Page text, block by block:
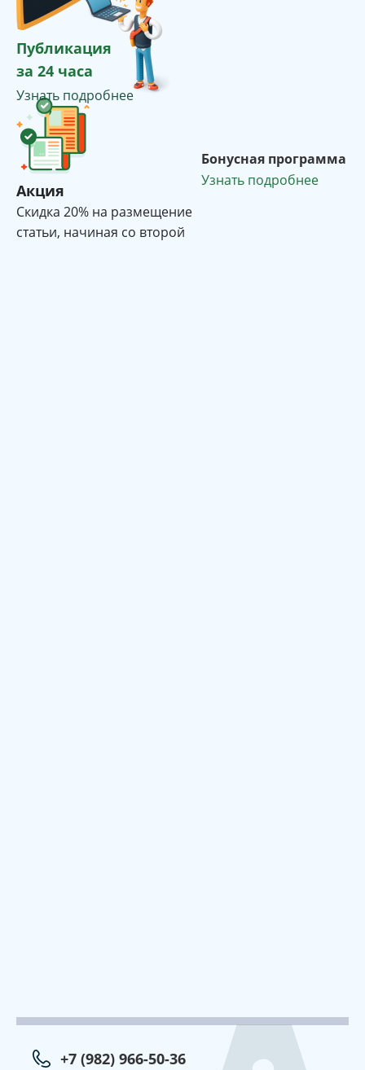
Публикация
за 24 часа
Узнать подробнее
Акция
Cкидка 20% на размещение
статьи, начиная со второй
Бонусная программа
Узнать подробнее
+7 (982) 966-50-36